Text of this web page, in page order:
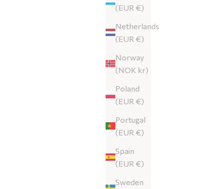
(EUR €)
Netherlands
(EUR €)
Norway
(NOK kr)
Poland
(EUR €)
Portugal
(EUR €)
Spain
(EUR €)
Sweden